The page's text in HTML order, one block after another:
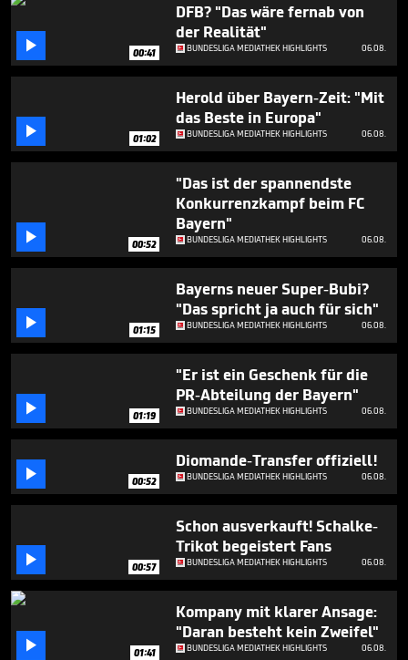
minute,
seconds
 00:41
DFB? "Das wäre fernab von
der Realität"
BUNDESLIGA MEDIATHEK HIGHLIGHTS 06.08.
 01:02
Herold über Bayern-Zeit: "Mit
das Beste in Europa"
BUNDESLIGA MEDIATHEK HIGHLIGHTS 06.08.
 00:52
"Das ist der spannendste
Konkurrenzkampf beim FC
Bayern"
BUNDESLIGA MEDIATHEK HIGHLIGHTS 06.08.
 01:15
Bayerns neuer Super-Bubi?
"Das spricht ja auch für sich"
BUNDESLIGA MEDIATHEK HIGHLIGHTS 06.08.
 01:19
"Er ist ein Geschenk für die
PR-Abteilung der Bayern"
BUNDESLIGA MEDIATHEK HIGHLIGHTS 06.08.
 00:52
Diomande-Transfer offiziell!
BUNDESLIGA MEDIATHEK HIGHLIGHTS 06.08.
 00:57
Schon ausverkauft! Schalke-
Trikot begeistert Fans
BUNDESLIGA MEDIATHEK HIGHLIGHTS 06.08.
 01:41
Kompany mit klarer Ansage:
"Daran besteht kein Zweifel"
BUNDESLIGA MEDIATHEK HIGHLIGHTS 06.08.